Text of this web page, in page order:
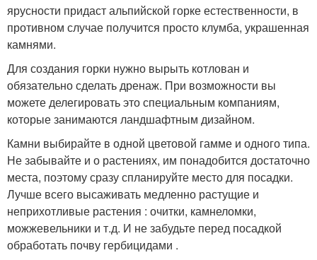
ярусности придаст альпийской горке естественности, в
противном случае получится просто клумба, украшенная
камнями.
Для создания горки нужно вырыть котлован и
обязательно сделать дренаж. При возможности вы
можете делегировать это специальным компаниям,
которые занимаются ландшафтным дизайном.
Камни выбирайте в одной цветовой гамме и одного типа.
Не забывайте и о растениях, им понадобится достаточно
места, поэтому сразу спланируйте место для посадки.
Лучше всего высаживать медленно растущие и
неприхотливые растения : очитки, камнеломки,
можжевельники и т.д. И не забудьте перед посадкой
обработать почву гербицидами .